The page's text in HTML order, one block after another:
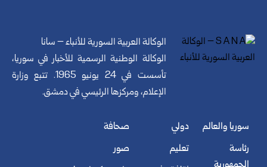
الوكالة العربية السورية للأنباء – سانا
الوكالة الوطنية الرسمية للأخبار في سوريا،
تأسست في 24 يونيو 1965. تتبع وزارة
الإعلام، ومركزها الرئيسي في دمشق.
سوريا والعالم
رئاسة
دولي
تعليم
صحافة
صور